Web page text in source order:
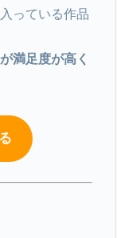
っている作品
満足度が高く